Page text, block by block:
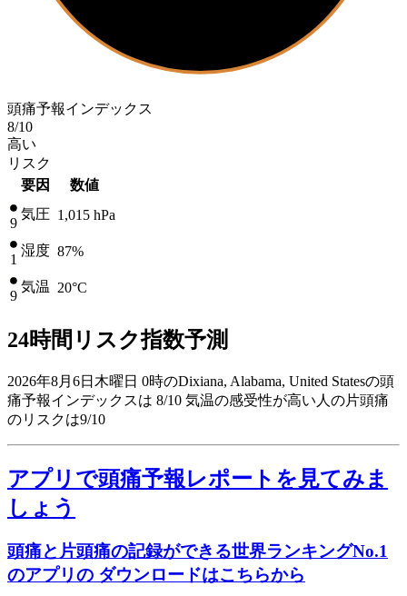
頭痛予報インデックス
8/10
高い
リスク
要因
数値
9
気圧 1,015 hPa
1
湿度 87%
9
気温 20°C
24時間リスク指数予測
2026年8月6日木曜日 0時のDixiana, Alabama, United Statesの頭
痛予報インデックスは 8/10 気温の感受性が高い人の片頭痛
のリスクは9/10
アプリで頭痛予報レポートを見てみま
しょう
頭痛と片頭痛の記録ができる世界ランキングNo.1
のアプリの ダウンロードはこちらから